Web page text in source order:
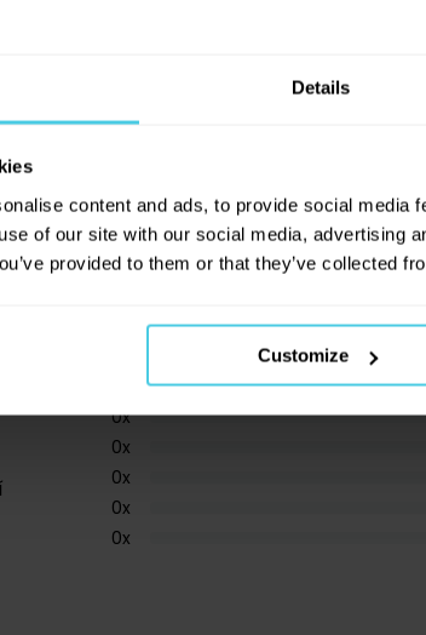
Details
content and ads, to provide social media
of our site with our social media, advertising
provided to them or that they’ve collected
Customize
0x
0x
0x
0x
0x